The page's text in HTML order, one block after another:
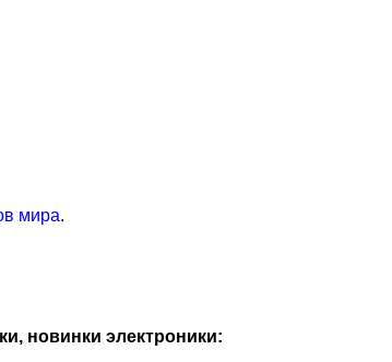
мира.
новинки электроники: